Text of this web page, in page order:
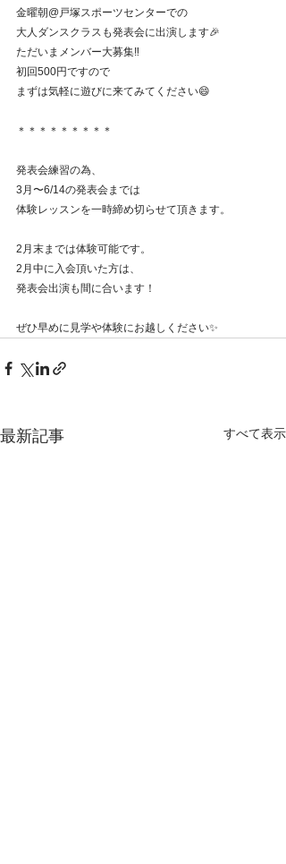
金曜朝@戸塚スポーツセンターでの
大人ダンスクラスも発表会に出演します🎉
ただいまメンバー大募集‼️
初回500円ですので
まずは気軽に遊びに来てみてください😄
＊＊＊＊＊＊＊＊＊
発表会練習の為、
3月〜6/14の発表会までは
体験レッスンを一時締め切らせて頂きます​。
2月末までは体験可能です。
2月中に入会頂いた方は、
発表会出演も間に合います！
ぜひ早めに見学や体験にお越しください✨
最新記事 すべて表示